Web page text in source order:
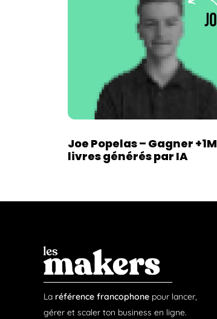
Joe Popelas – Gagner
livres générés par IA
La référence francophone pour lancer,
gérer et scaler ton business en ligne.